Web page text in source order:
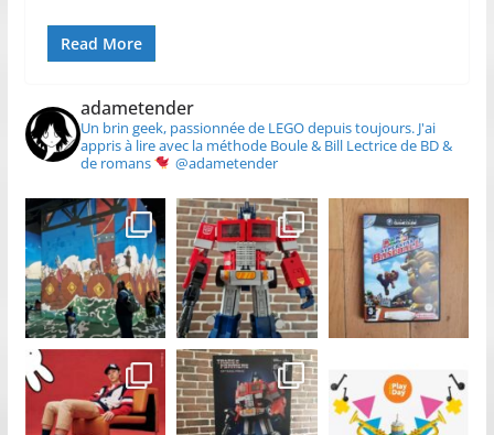
Read More
adametender
Un brin geek, passionnée de LEGO depuis toujours.J'ai
appris à lire avec la méthode Boule & Bill Lectrice de BD &
de romans
@adametender